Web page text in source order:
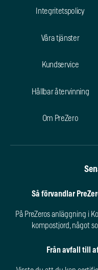
Integritetspolicy
Våra tjänster
Kundservice
Hållbar återvinning
Om PreZero
Så förvandlar
På PreZeros anläggning i
kompostjord, något
Från avfall till